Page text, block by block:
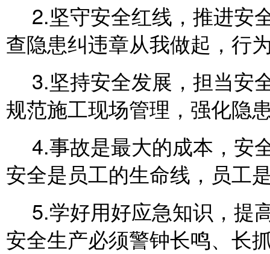
2.坚守安全
查隐患纠违章从我做起，行
3.坚持安全
规范施工现场管理，强化隐
4.事故是最大
安全是员工的生命线，员工
5.学好用好应
安全生产必须警钟长鸣、长